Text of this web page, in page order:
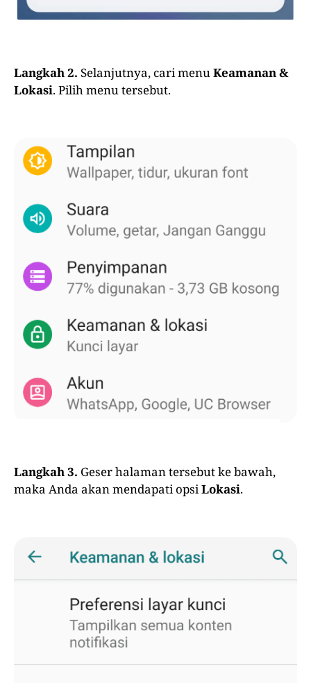
Langkah 2. Selanjutnya, cari menu Keamanan &
Lokasi. Pilih menu tersebut.
Langkah 3. Geser halaman tersebut ke bawah,
maka Anda akan mendapati opsi Lokasi.